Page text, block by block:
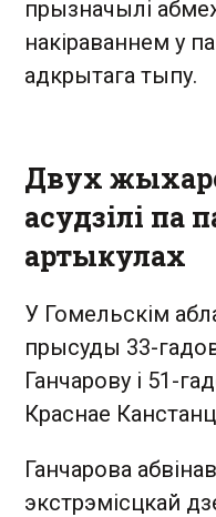
прызначылі
накіраваннем у
адкрытага тыпу.
Двух
асудзілі па
артыкулах
У Гомельскім
прысуды 33-
Ганчарову і 51-
Краснае
Ганчарова
экстрэмісцкай